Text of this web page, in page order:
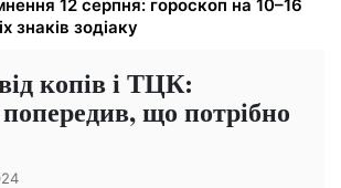
12 серпня: гороскоп на 10–16
знаків зодіаку
копів і ТЦК:
що потрібно